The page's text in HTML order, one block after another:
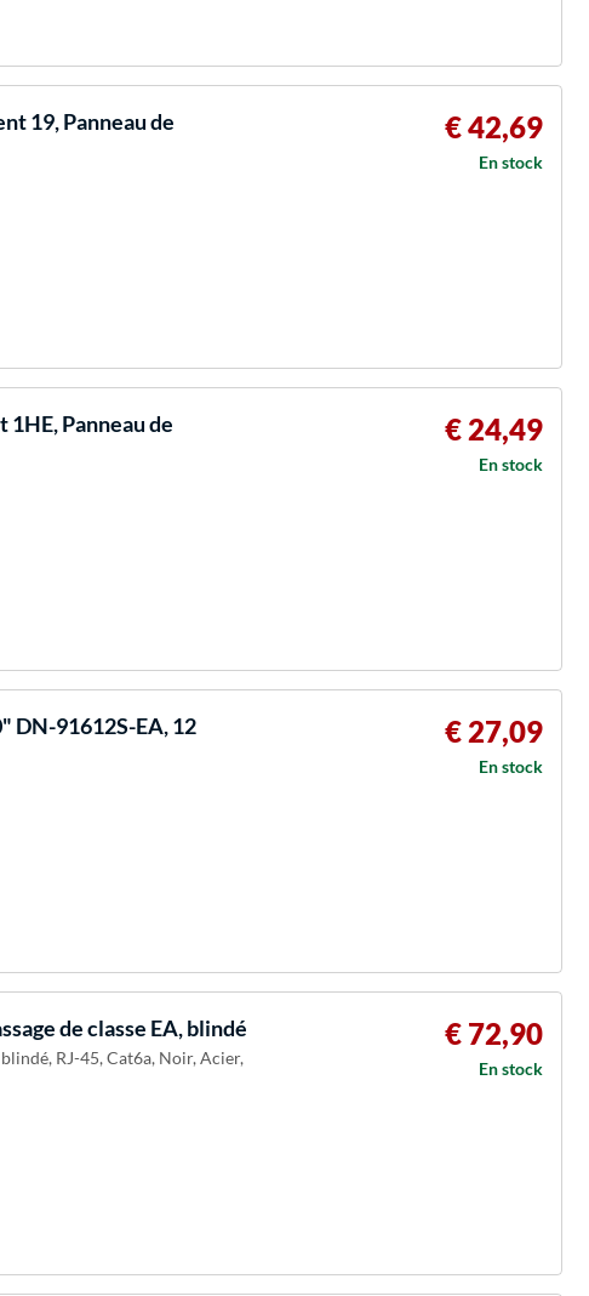
19, Panneau de
€ 42,69
En stock
Panneau de
€ 24,49
En stock
DN-91612S-EA, 12
€ 27,09
En stock
de classe EA, blindé
RJ-45, Cat6a, Noir, Acier,
€ 72,90
En stock